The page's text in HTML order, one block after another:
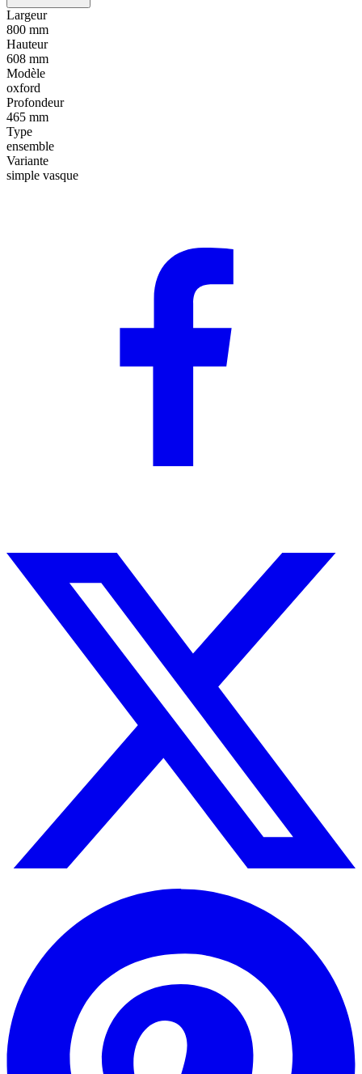
Largeur
800 mm
Hauteur
608 mm
Modèle
oxford
Profondeur
465 mm
Type
ensemble
Variante
simple vasque